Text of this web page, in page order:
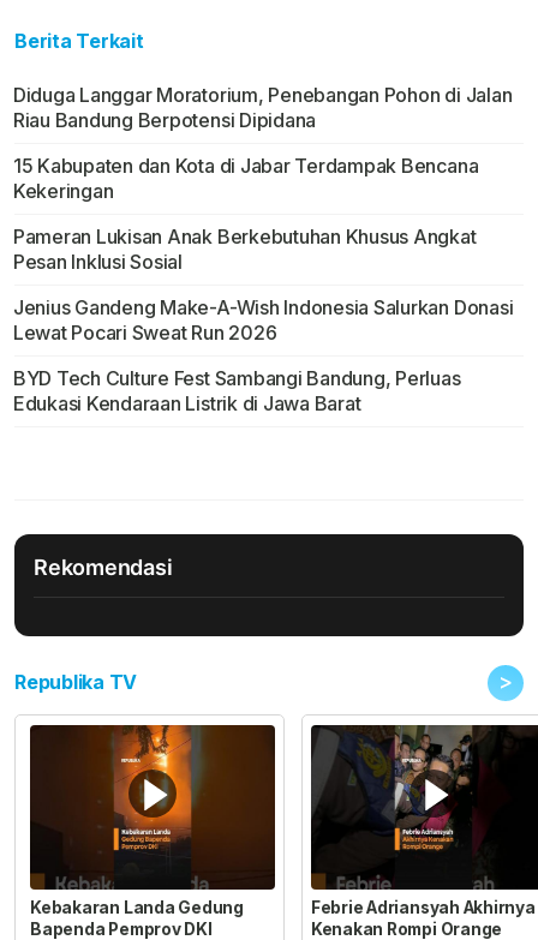
Berita Terkait
Diduga Langgar Moratorium, Penebangan Pohon di Jalan
Riau Bandung Berpotensi Dipidana
15 Kabupaten dan Kota di Jabar Terdampak Bencana
Kekeringan
Pameran Lukisan Anak Berkebutuhan Khusus Angkat
Pesan Inklusi Sosial
Jenius Gandeng Make-A-Wish Indonesia Salurkan Donasi
Lewat Pocari Sweat Run 2026
BYD Tech Culture Fest Sambangi Bandung, Perluas
Edukasi Kendaraan Listrik di Jawa Barat
Rekomendasi
Republika TV >
Kebakaran Landa Gedung
Bapenda Pemprov DKI
Febrie Adriansyah Akhirnya
Kenakan Rompi Orange